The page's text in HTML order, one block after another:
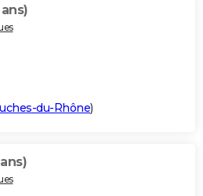
du-Rhône)